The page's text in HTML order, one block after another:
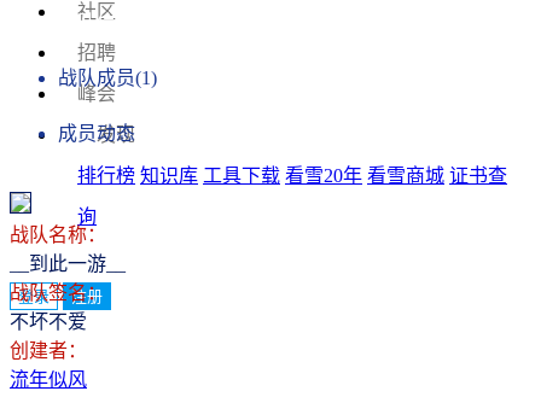
社区
招聘
峰会
发现
排行榜 知识库 工具下载 看雪20年 看雪商城 证书查
询
登录 注册
战队信息
战队成员(1)
成员动态
战队名称：
__到此一游__
战队签名：
不坏不爱
创建者：
流年似风